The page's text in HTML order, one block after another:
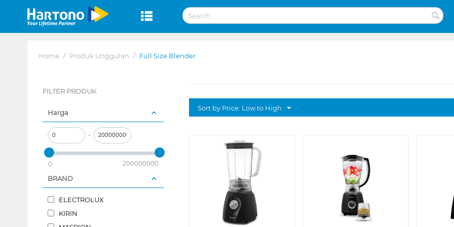
Home / Produk Unggulan / Full Size Blender
FILTER PRODUK
Harga
–
0 200000000
BRAND
ELECTROLUX
KIRIN
Sort by Price: Low to High